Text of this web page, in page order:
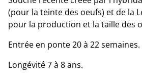
(pour la teinte des oeufs) et de la
pour la production et la taille des
Entrée en ponte 20 à 22 semaines.
Longévité 7 à 8 ans.